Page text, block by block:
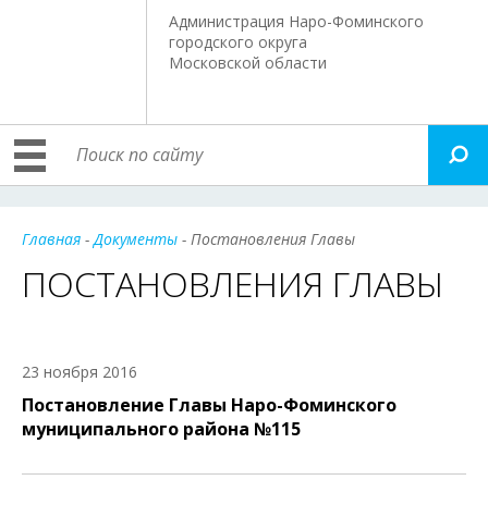
Администрация Наро-Фоминского
городского округа
Московской области
Главная -Документы - Постановления Главы
ПОСТАНОВЛЕНИЯ ГЛАВЫ
23 ноября 2016
Постановление Главы Наро-Фоминского
муниципального района №115